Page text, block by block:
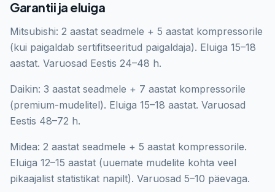
Garantii ja eluiga
Mitsubishi: 2 aastat seadmele + 5 aastat kompressorile
(kui paigaldab sertifitseeritud paigaldaja). Eluiga 15–18
aastat. Varuosad Eestis 24–48 h.
Daikin: 3 aastat seadmele + 7 aastat kompressorile
(premium-mudelitel). Eluiga 15–18 aastat. Varuosad
Eestis 48–72 h.
Midea: 2 aastat seadmele + 5 aastat kompressorile.
Eluiga 12–15 aastat (uuemate mudelite kohta veel
pikaajalist statistikat napilt). Varuosad 5–10 päevaga.